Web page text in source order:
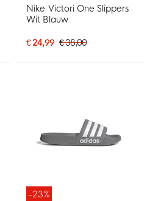
Nike Victori One Slippers
Wit Blauw
€ 24,99 € 38,00
-23%